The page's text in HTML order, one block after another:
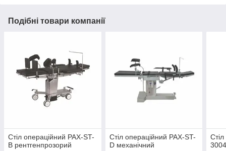
Подібні товари компанії
Стіл операційний PAX-ST-
B рентгенпрозорий
Стіл операційний PAX-ST-
D механічний